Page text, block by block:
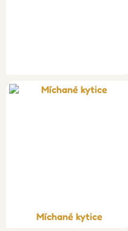
Míchané kytice